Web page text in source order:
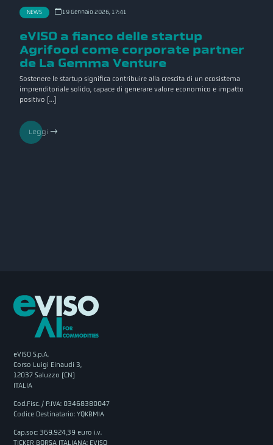
NEWS 19 Gennaio 2026, 17:41
eVISO a fianco delle startup
Agrifood come corporate partner
de La Gemma Venture
Sostenere le startup significa contribuire alla crescita di un ecosistema
imprenditoriale solido, capace di generare valore economico e impatto
positivo […]
Leggi
eVISO S.p.A.
Corso Luigi Einaudi 3,
12037 Saluzzo (CN)
ITALIA
Cod.Fisc. / P.IVA: 03468380047
Codice Destinatario: YQKBMIA
Cap.soc: 369.924,39 euro i.v.
TICKER BORSA ITALIANA: EVISO